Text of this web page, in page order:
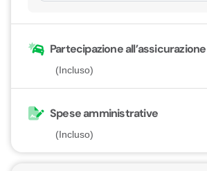
Partecipazione
(Incluso)
Spese amministrative
(Incluso)